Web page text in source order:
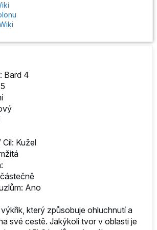
Bard 4
Kužel
Ano
který způsobuje ohluchnutí a
své cestě. Jakýkoli tvor v oblasti je